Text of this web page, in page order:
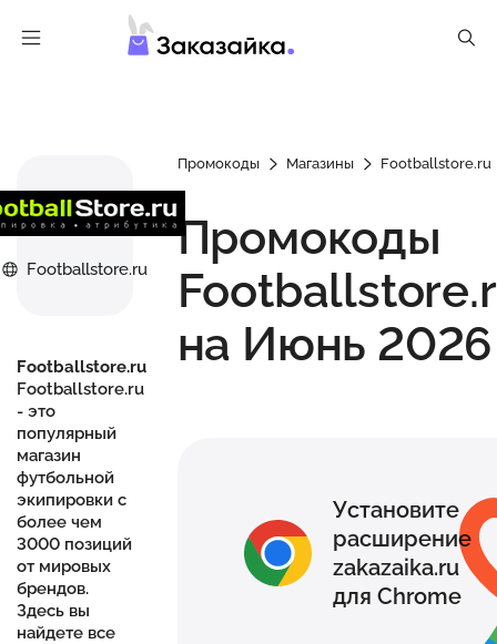
Footballstore.ru
Footballstore.ru
Footballstore.ru
- это
популярный
магазин
футбольной
экипировки с
более чем
3000 позиций
от мировых
брендов.
Здесь вы
найдете все
Промокоды Магазины Footballstore.ru
Промокоды
на Июнь 2026
Установите
расширение
zakazaika.ru
для Chrome